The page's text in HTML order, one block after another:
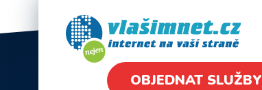
OBJEDNAT SLUŽBY